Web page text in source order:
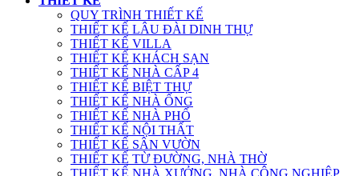
QUY TRÌNH THIẾT KẾ
THIẾT KẾ LÂU ĐÀI DINH THỰ
THIẾT KẾ VILLA
THIẾT KẾ KHÁCH SẠN
THIẾT KẾ NHÀ CẤP 4
THIẾT KẾ BIỆT THỰ
THIẾT KẾ NHÀ ỐNG
THIẾT KẾ NHÀ PHỐ
THIẾT KẾ NỘI THẤT
THIẾT KẾ SÂN VƯỜN
THIẾT KẾ TỪ ĐƯỜNG, NHÀ THỜ
THIẾT KẾ NHÀ XƯỞNG, NHÀ CÔNG NGHIỆP